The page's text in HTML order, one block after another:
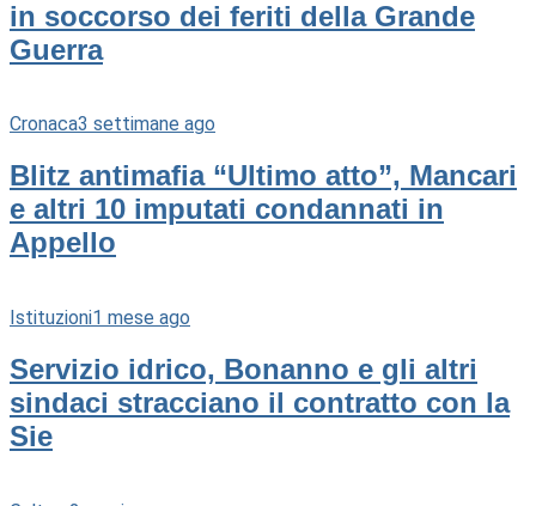
in soccorso dei feriti della Grande
Guerra
Cronaca3 settimane ago
Blitz antimafia “Ultimo atto”, Mancari
e altri 10 imputati condannati in
Appello
Istituzioni1 mese ago
Servizio idrico, Bonanno e gli altri
sindaci stracciano il contratto con la
Sie